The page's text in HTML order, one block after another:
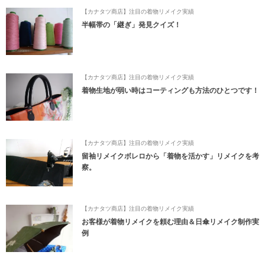
【カナタツ商店】注目の着物リメイク実績
半幅帯の「継ぎ」発見クイズ！
【カナタツ商店】注目の着物リメイク実績
着物生地が弱い時はコーティングも方法のひとつです！
【カナタツ商店】注目の着物リメイク実績
留袖リメイクボレロから「着物を活かす」リメイクを考
察。
【カナタツ商店】注目の着物リメイク実績
お客様が着物リメイクを頼む理由＆日傘リメイク制作実
例